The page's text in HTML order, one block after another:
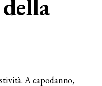
A capodanno,